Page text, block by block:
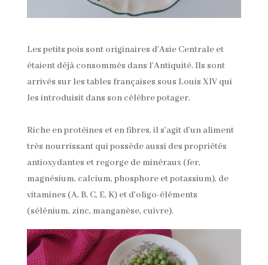
Les petits pois sont originaires d’Asie Centrale et
étaient déjà consommés dans l’Antiquité. Ils sont
arrivés sur les tables françaises sous Louis XIV qui
les introduisit dans son célèbre potager.
Riche en protéines et en fibres, il s’agit d’un aliment
très nourrissant qui possède aussi des propriétés
antioxydantes et regorge de minéraux (fer,
magnésium, calcium, phosphore et potassium), de
vitamines (A, B, C, E, K) et d’oligo-éléments
(sélénium, zinc, manganèse, cuivre).